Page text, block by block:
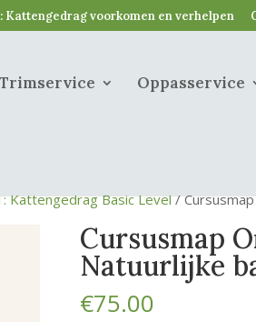
Kattengedrag voorkomen en verhelpen
Trimservice Oppasservice
Kattengedrag Basic Level/
Cursusmap
Natuurlijke
€75.00